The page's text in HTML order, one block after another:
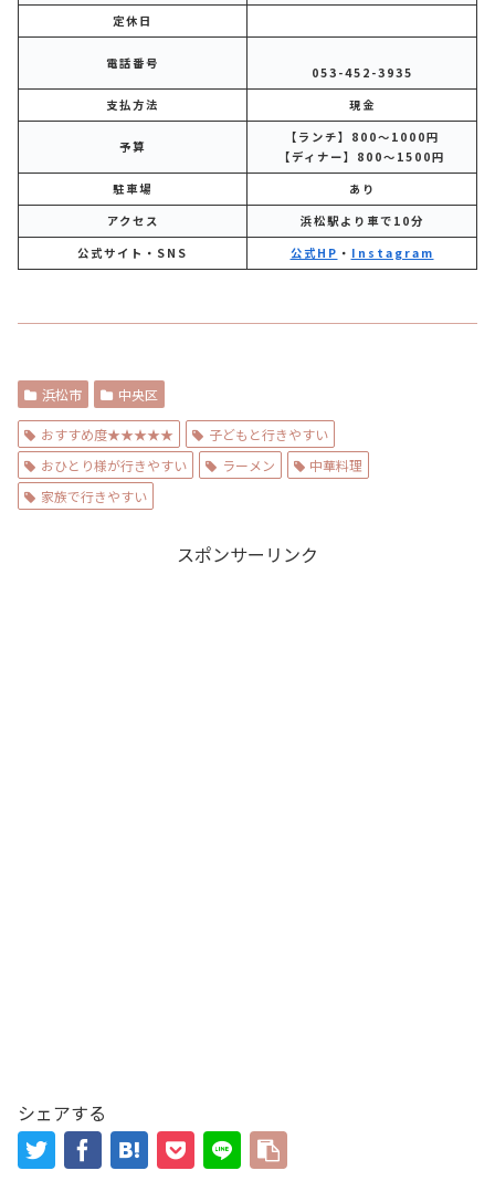
定休日
電話番号
053-452-3935
支払方法
現金
予算
【ランチ】800～1000円
【ディナー】800～1500円
駐車場
あり
アクセス
浜松駅より車で10分
公式サイト・SNS
公式HP ・ Instagram
浜松市 中央区
おすすめ度★★★★★
子どもと行きやすい
おひとり様が行きやすい
ラーメン
中華料理
家族で行きやすい
スポンサーリンク
シェアする